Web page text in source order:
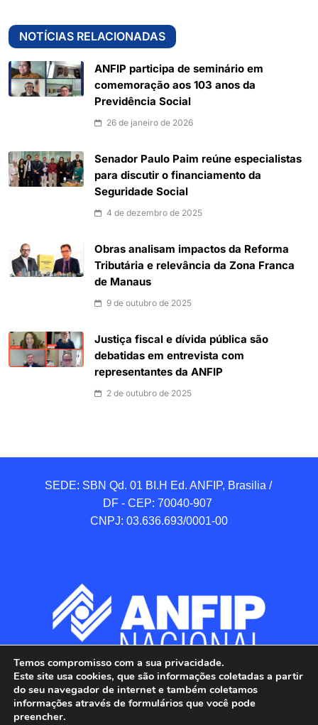
NOTÍCIAS RELACIONADAS
ANFIP participa de seminário em
comemoração aos 103 anos da
Previdência Social
26 de janeiro de 2026
Senador Paulo Paim reúne especialistas
para discutir o financiamento da
Seguridade Social
4 de dezembro de 2025
Obras analisam impactos da Reforma
Tributária e relevância da Zona Franca
de Manaus
9 de outubro de 2025
Justiça fiscal e dívida pública são
debatidas em entrevista com
representantes da ANFIP
2 de outubro de 2025
SEDE: SBN Qd. 01 BI.H Ed. ANFIP, Brasilia /
DF - CEP: 70040-907
CNPJ: 03.636.693/0001-00
Temos compromisso com a sua privacidade.
Este site usa cookies, que são informações coletadas a partir
do seu navegador de internet e também coletamos
informações através de formulários que você pode
preencher.